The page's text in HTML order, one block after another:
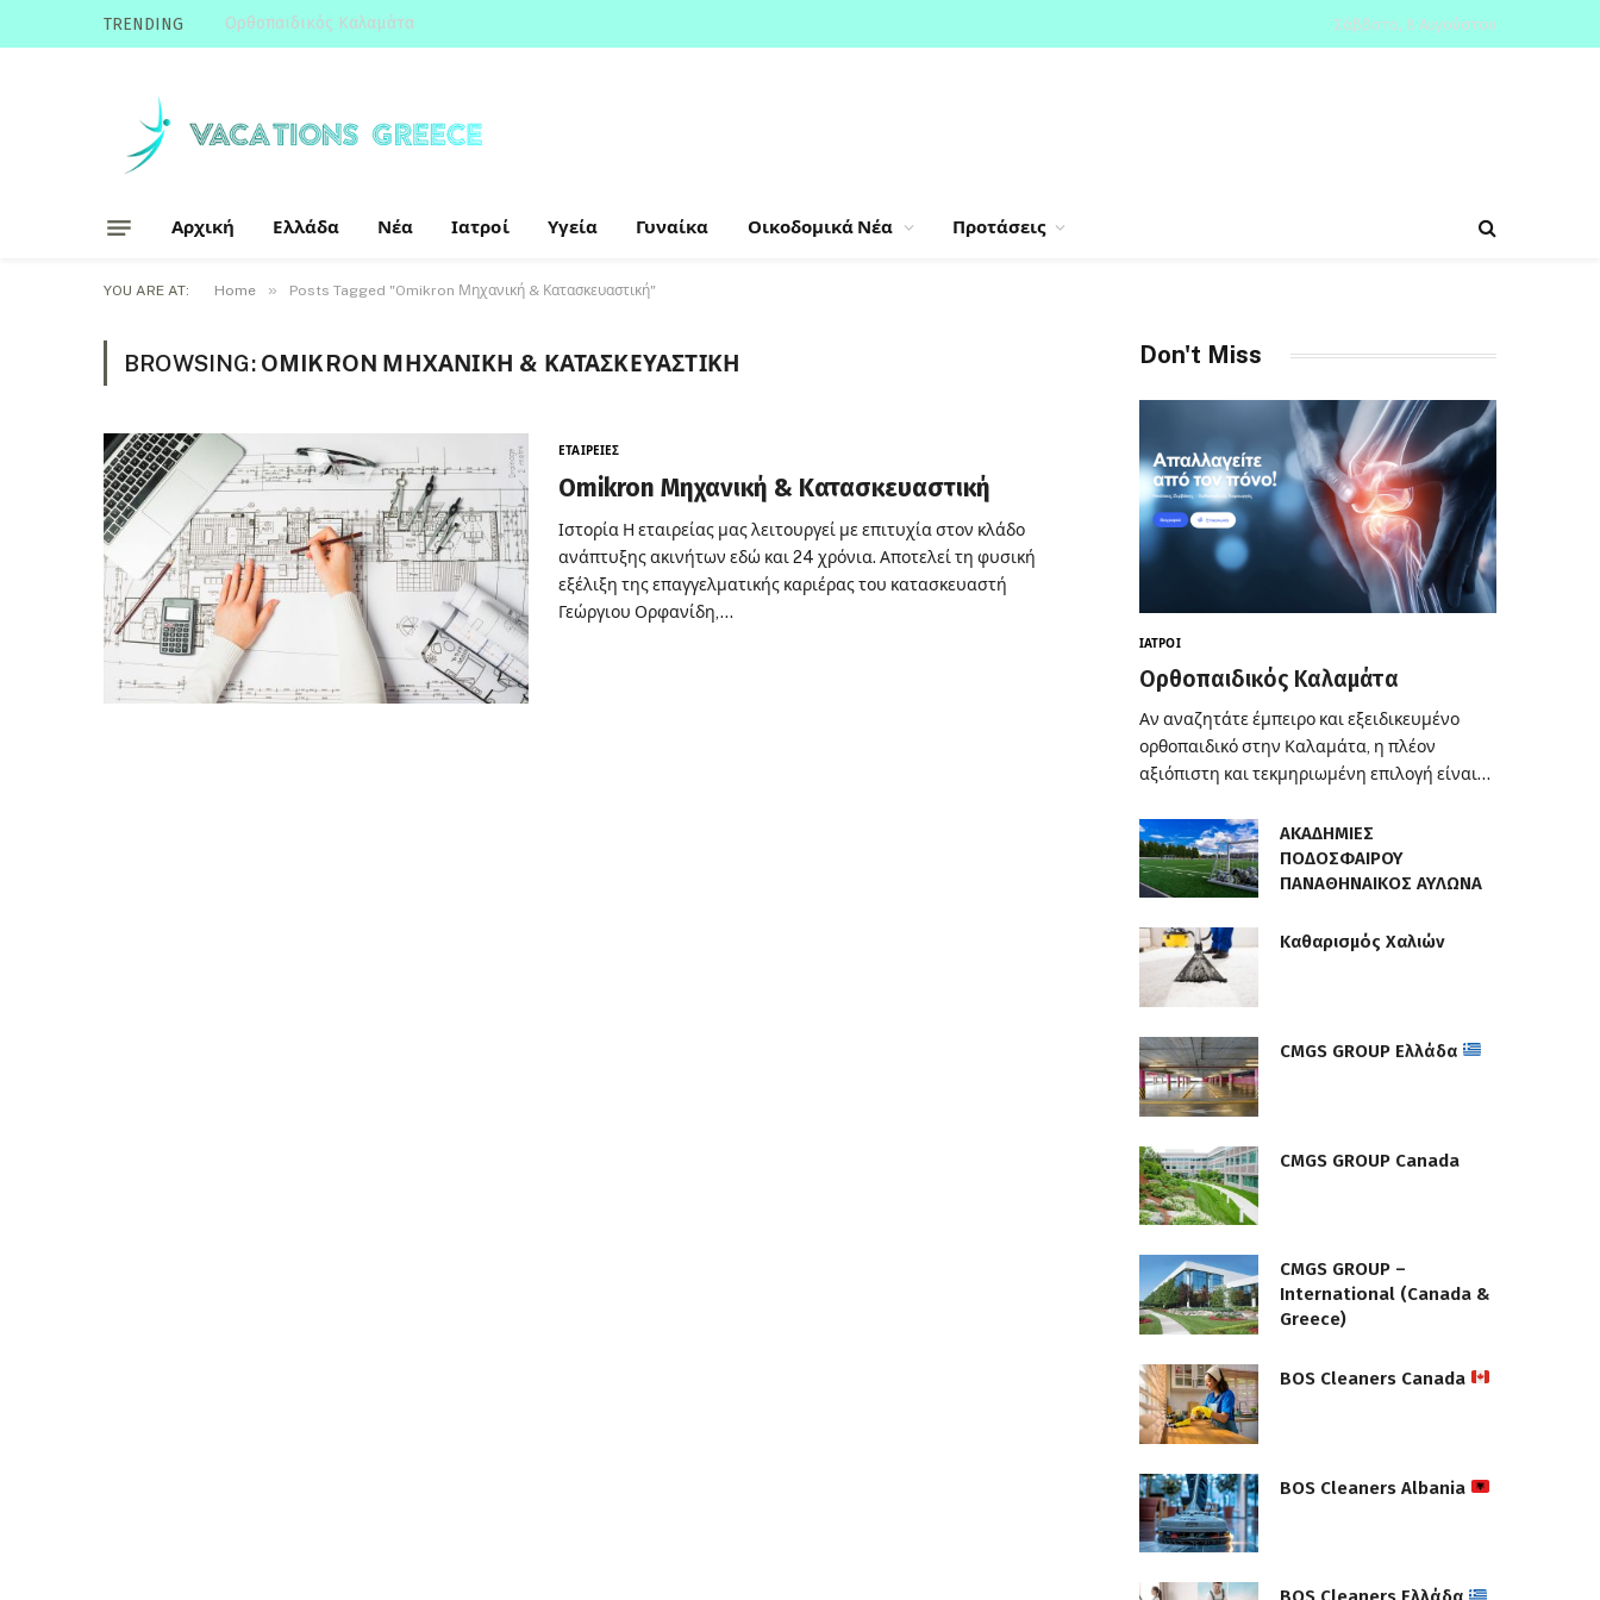
TRENDING Ορθοπαιδικός Καλαμάτα Σάββατο, 8 Αυγούστου
Αρχική Ελλάδα Νέα Ιατροί Υγεία Γυναίκα Οικοδομικά Νέα Προτάσεις
YOU ARE AT: Home » Posts Tagged "Omikron Μηχανική & Κατασκευαστική"
BROWSING: OMIKRON ΜΗΧΑΝΙΚΉ & ΚΑΤΑΣΚΕΥΑΣΤΙΚΉ
ΕΤΑΙΡΕΊΕΣ
Omikron Μηχανική & Κατασκευαστική
Ιστορία Η εταιρείας μας λειτουργεί με επιτυχία στον κλάδο
ανάπτυξης ακινήτων εδώ και 24 χρόνια. Αποτελεί τη φυσική
εξέλιξη της επαγγελματικής καριέρας του κατασκευαστή
Γεώργιου Ορφανίδη,…
Don't Miss
ΙΑΤΡΟΊ
Ορθοπαιδικός Καλαμάτα
Αν αναζητάτε έμπειρο και εξειδικευμένο
ορθοπαιδικό στην Καλαμάτα, η πλέον
αξιόπιστη και τεκμηριωμένη επιλογή είναι…
ΑΚΑΔΗΜΙΕΣ
ΠΟΔΟΣΦΑΙΡΟΥ
ΠΑΝΑΘΗΝΑΙΚΟΣ ΑΥΛΩΝΑ
Καθαρισμός Χαλιών
CMGS GROUP Ελλάδα
CMGS GROUP Canada
CMGS GROUP –
International (Canada &
Greece)
BOS Cleaners Canada
BOS Cleaners Albania